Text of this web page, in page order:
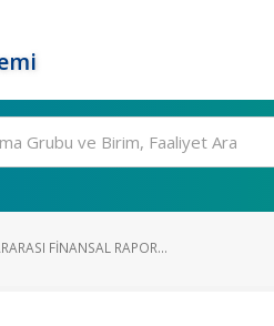
FİNANSAL RAPOR...